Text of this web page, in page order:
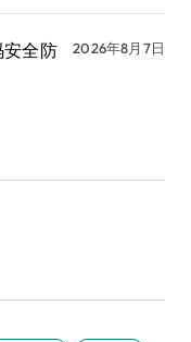
安全防
2026年8月7日